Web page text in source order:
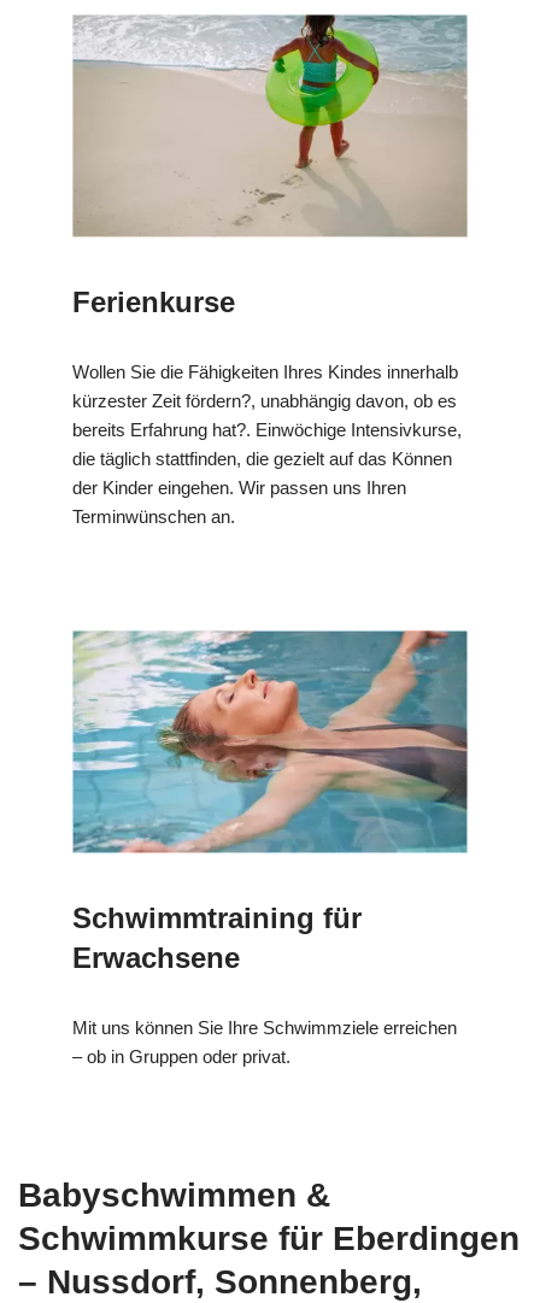
Ferienkurse
Wollen Sie die Fähigkeiten Ihres Kindes innerhalb
kürzester Zeit fördern?, unabhängig davon, ob es
bereits Erfahrung hat?. Einwöchige Intensivkurse,
die täglich stattfinden, die gezielt auf das Können
der Kinder eingehen. Wir passen uns Ihren
Terminwünschen an.
Schwimmtraining für
Erwachsene
Mit uns können Sie Ihre Schwimmziele erreichen
– ob in Gruppen oder privat.
Babyschwimmen &
Schwimmkurse für Eberdingen
– Nussdorf, Sonnenberg,